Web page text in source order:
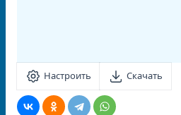
Настроить Скачать